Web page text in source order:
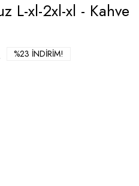
L-xl-2xl-xl - Kahve
%23 İNDIRIM!